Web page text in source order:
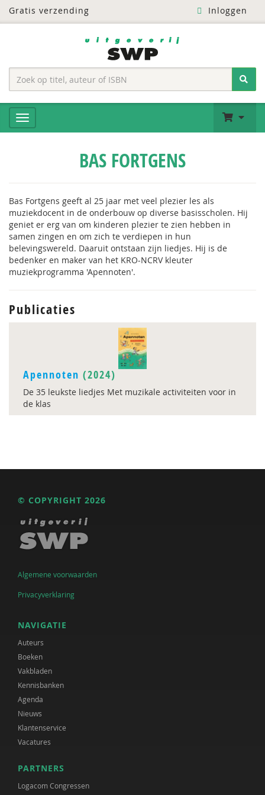
Gratis verzending Inloggen
BAS FORTGENS
Bas Fortgens geeft al 25 jaar met veel plezier les als
muziekdocent in de onderbouw op diverse basisscholen. Hij
geniet er erg van om kinderen plezier te zien hebben in
samen zingen en om zich te verdiepen in hun
belevingswereld. Daaruit ontstaan zijn liedjes. Hij is de
bedenker en maker van het KRO-NCRV kleuter
muziekprogramma 'Apennoten'.
Publicaties
Apennoten (2024)
De 35 leukste liedjes Met muzikale activiteiten voor in
de klas
© COPYRIGHT 2026
Algemene voorwaarden
Privacyverklaring
NAVIGATIE
Auteurs
Boeken
Vakbladen
Kennisbanken
Agenda
Nieuws
Klantenservice
Vacatures
PARTNERS
Logacom Congressen